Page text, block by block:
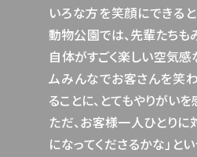
いろな方を笑顔にできる
動物公園では、先輩たちも
自体がすごく楽しい空気感
ムみんなでお客さんを笑
ることに、とてもやりがいを
ただ、お客様一人ひとりに
になってくださるかな」と